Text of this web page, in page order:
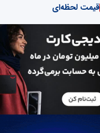
قیمت لحظه‌ای